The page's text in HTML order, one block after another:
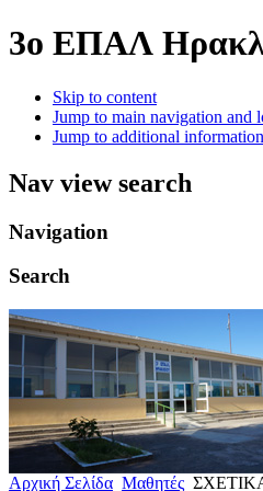
3o ΕΠΑΛ
Skip to content
Jump to main navigation and
Jump to additional information
Nav view search
Navigation
Search
Αρχική Σελίδα Μαθητές